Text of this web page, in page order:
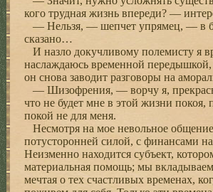
кого трудная жизнь впереди? —
— Нельзя, — шепчет упрямец, — в
сказано…
И назло докучливому полемисту я
наслаждаюсь временной передышкой,
он снова заводит разговоры на
— Шизофрения, — ворчу я,
что не будет мне в этой жизни покоя,
покой не для меня.
Несмотря на мое невольное
потусторонней силой, с финансами
Неизменно находится субъект,
материальная помощь; мы
мечтая о тех счастливых временах,